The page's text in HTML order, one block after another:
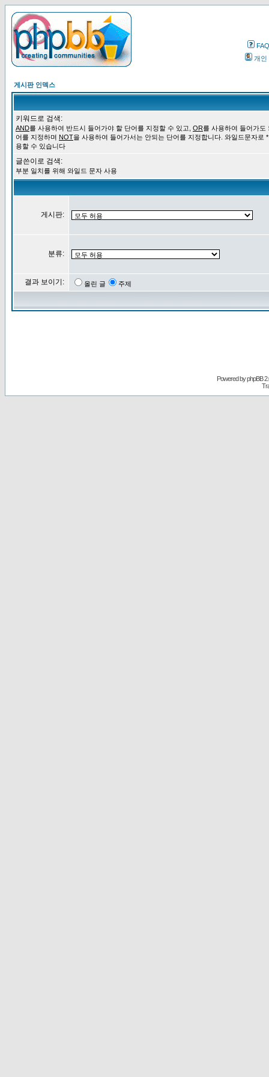
FAQ
개인
게시판 인덱스
키워드로 검색:
AND를 사용하여 반드시 들어가야 할 단어를 지정할 수 있고, OR를 사용하여 들어가도
어를 지정하며 NOT을 사용하여 들어가서는 안되는 단어를 지정합니다. 와일드문자로
용할 수 있습니다
글쓴이로 검색:
부분 일치를 위해 와일드 문자 사용
게시판:
분류:
결과 보이기: 올린 글 주제
Powered byphpBB